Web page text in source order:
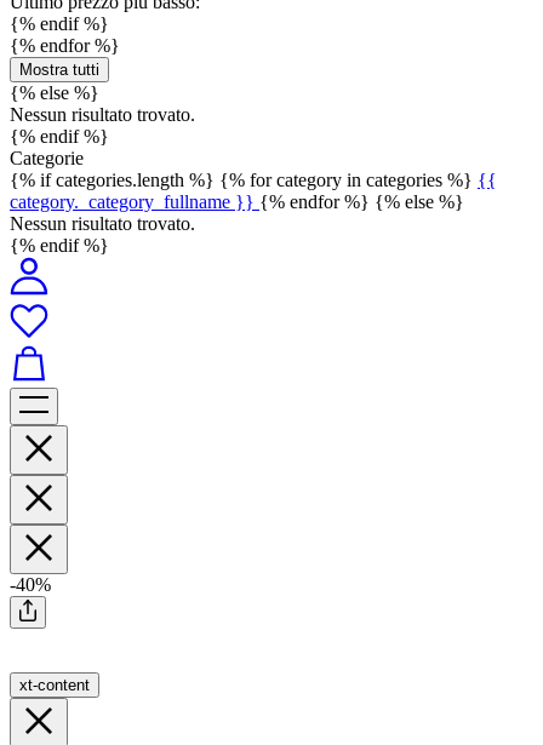
{% endif %}
{% endfor %}
Mostra tutti
{% else %}
Nessun risultato trovato.
{% endif %}
Categorie
{% if categories.length %} {% for category in categories %} {{
category._category_fullname }} {% endfor %} {% else %}
Nessun risultato trovato.
{% endif %}
-40%
xt-content